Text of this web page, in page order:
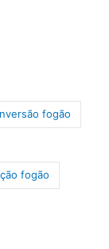
fogão
fogão